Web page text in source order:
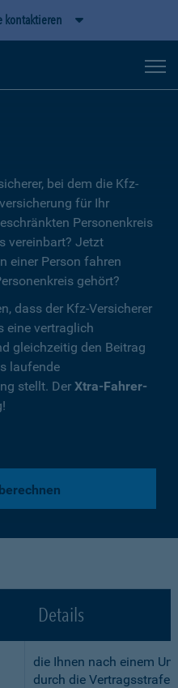
kontaktieren
bei dem die Kfz-
für Ihr
Personenkreis
vereinbart? Jetzt
einer Person fahren
gehört?
dass der Kfz-Versicherer
eine vertraglich
gleichzeitig den Beitrag
laufende
stellt. Der Xtra-Fahrer-
Details
die Ihnen nach einem
durch die Vertragsstrafe